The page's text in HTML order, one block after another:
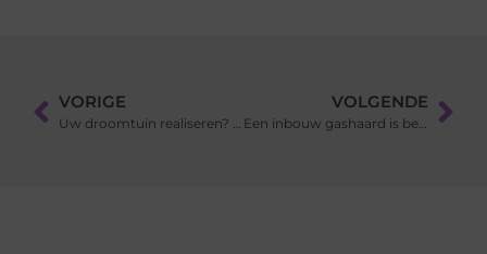
VORIGE
Uw droomtuin realiseren? Huur een hovenier in Veenendaal
VOLGENDE
Een inbouw gashaard is beter voor het milieu